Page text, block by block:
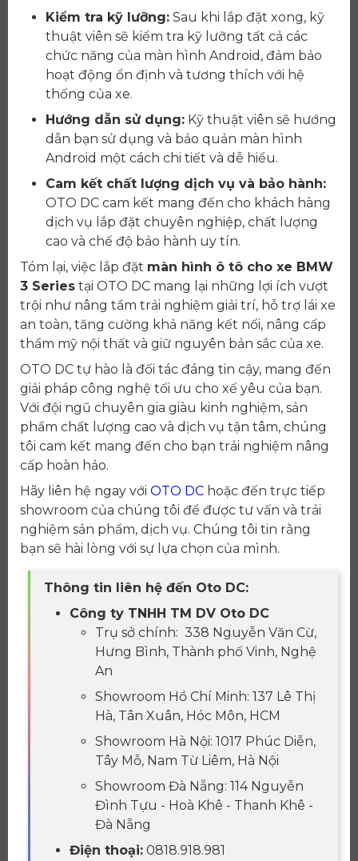
Kiểm tra kỹ lưỡng: Sau khi lắp đặt xong, kỹ
thuật viên sẽ kiểm tra kỹ lưỡng tất cả các
chức năng của màn hình Android, đảm bảo
hoạt động ổn định và tương thích với hệ
thống của xe.
Hướng dẫn sử dụng: Kỹ thuật viên sẽ hướng
dẫn bạn sử dụng và bảo quản màn hình
Android một cách chi tiết và dễ hiểu.
Cam kết chất lượng dịch vụ và bảo hành:
OTO DC cam kết mang đến cho khách hàng
dịch vụ lắp đặt chuyên nghiệp, chất lượng
cao và chế độ bảo hành uy tín.
Tóm lại, việc lắp đặt màn hình ô tô cho xe BMW
3 Series tại OTO DC mang lại những lợi ích vượt
trội như nâng tầm trải nghiệm giải trí, hỗ trợ lái xe
an toàn, tăng cường khả năng kết nối, nâng cấp
thẩm mỹ nội thất và giữ nguyên bản sắc của xe.
OTO DC tự hào là đối tác đáng tin cậy, mang đến
giải pháp công nghệ tối ưu cho xế yêu của bạn.
Với đội ngũ chuyên gia giàu kinh nghiệm, sản
phẩm chất lượng cao và dịch vụ tận tâm, chúng
tôi cam kết mang đến cho bạn trải nghiệm nâng
cấp hoàn hảo.
Hãy liên hệ ngay với OTO DC hoặc đến trực tiếp
showroom của chúng tôi để được tư vấn và trải
nghiệm sản phẩm, dịch vụ. Chúng tôi tin rằng
bạn sẽ hài lòng với sự lựa chọn của mình.
Thông tin liên hệ đến Oto DC:
Công ty TNHH TM DV Oto DC
Trụ sở chính: 338 Nguyễn Văn Cừ,
Hưng Bình, Thành phố Vinh, Nghệ
An
Showroom Hồ Chí Minh: 137 Lê Thị
Hà, Tân Xuân, Hóc Môn, HCM
Showroom Hà Nội: 1017 Phúc Diễn,
Tây Mỗ, Nam Từ Liêm, Hà Nội
Showroom Đà Nẵng: 114 Nguyễn
Đình Tựu - Hoà Khê - Thanh Khê -
Đà Nẵng
Điện thoại: 0818.918.981